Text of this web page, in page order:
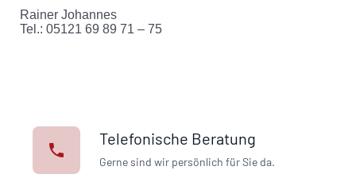
Rainer Johannes
Tel.: 05121 69 89 71 – 75